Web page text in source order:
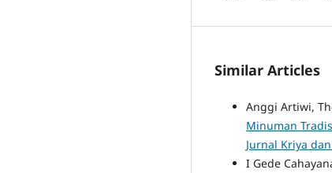
Similar Articles
Anggi Artiwi,
Minuman
Jurnal Kriya
I Gede